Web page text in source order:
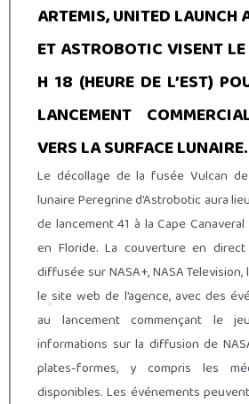
ARTEMIS, UNITED LAUNCH
ET ASTROBOTIC VISENT
H 18 (HEURE DE L’EST)
LANCEMENT
VERS LA SURFACE LUNAIRE.
Le décollage de la fusée Vulcan
lunaire Peregrine d’Astrobotic aura
de lancement 41 à la Cape
en Floride. La couverture en
diffusée sur NASA+, NASA Television,
le site web de l’agence, avec des
au lancement commençant le
informations sur la diffusion de
plates-formes, y compris les
disponibles. Les événements